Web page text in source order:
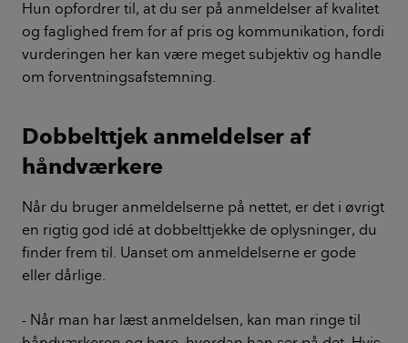
Hun opfordrer til, at du ser på anmeldelser af kvalitet
og faglighed frem for af pris og kommunikation, fordi
vurderingen her kan være meget subjektiv og handle
om forventningsafstemning.
Dobbelttjek anmeldelser af
håndværkere
Når du bruger anmeldelserne på nettet, er det i øvrigt
en rigtig god idé at dobbelttjekke de oplysninger, du
finder frem til. Uanset om anmeldelserne er gode
eller dårlige.
- Når man har læst anmeldelsen, kan man ringe til